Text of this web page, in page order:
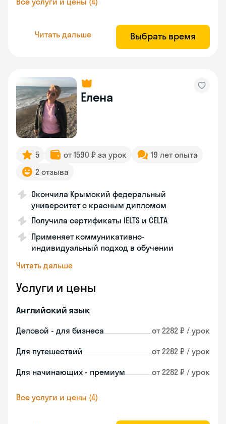
Читать дальше Выбрать время
Елена
5 от 1590 ₽ за урок
19 лет опыта
2 отзыва
Окончила Крымский федеральный
университет с красным дипломом
Получила сертификаты IELTS и CELTA
Применяет коммуникативно-
индивидуальный подход в обучении
Читать дальше
Услуги и цены
Английский язык
Деловой - для бизнеса от 2282 ₽ / урок
Для путешествий от 2282 ₽ / урок
Для начинающих - премиум от 2282 ₽ / урок
Все услуги и цены (4)